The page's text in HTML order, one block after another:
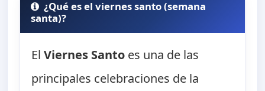
¿Qué es el viernes santo (semana
santa)?
ElViernes Santo es una de las
principales celebraciones de la